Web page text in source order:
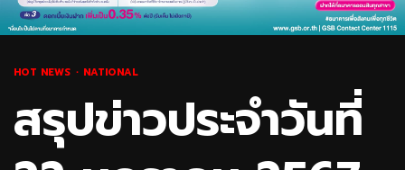
HOT NEWS NATIONAL
สรุปข่าวประจำวันที่